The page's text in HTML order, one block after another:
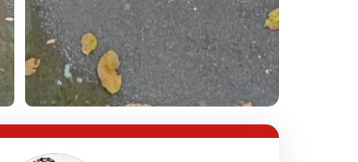
Lihat Semua Foto